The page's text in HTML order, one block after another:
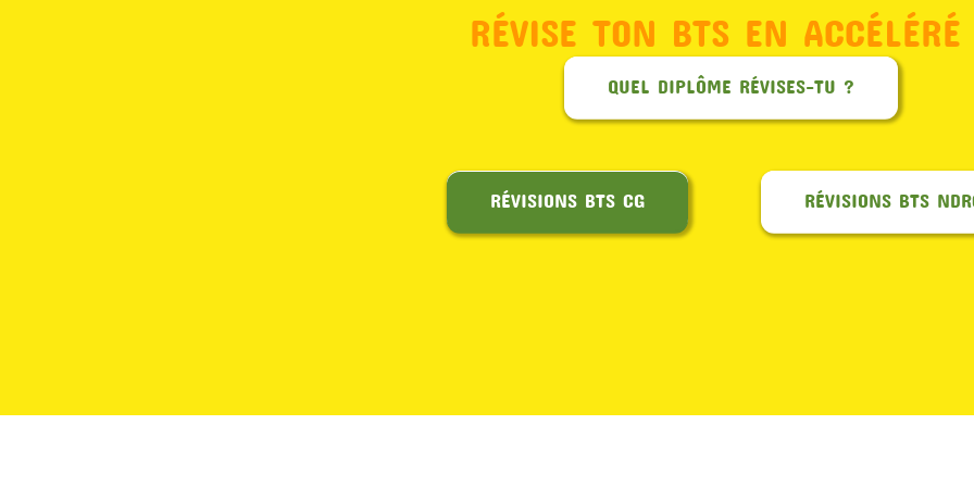
RÉVISE TON BTS EN
QUEL DIPLÔME RÉVISES-TU ?
RÉVISIONS BTS CG RÉVISIONS BTS